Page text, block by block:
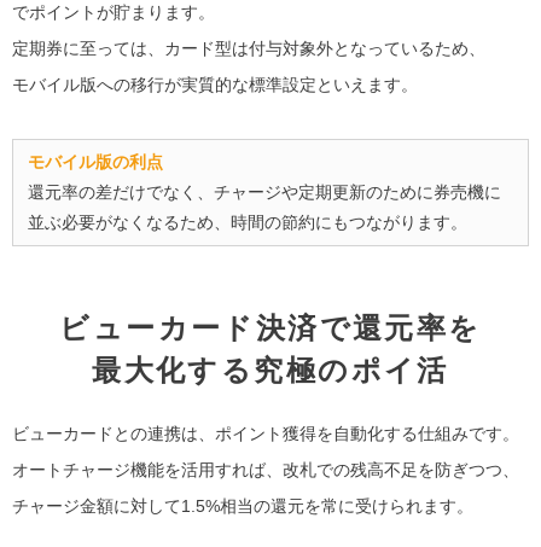
でポイントが貯まります。
定期券に至っては、カード型は付与対象外となっているため、
モバイル版への移行が実質的な標準設定といえます。
モバイル版の利点
還元率の差だけでなく、チャージや定期更新のために券売機に
並ぶ必要がなくなるため、時間の節約にもつながります。
ビューカード決済で還元率を
最大化する究極のポイ活
ビューカードとの連携は、ポイント獲得を自動化する仕組みです。
オートチャージ機能を活用すれば、改札での残高不足を防ぎつつ、
チャージ金額に対して1.5%相当の還元を常に受けられます。